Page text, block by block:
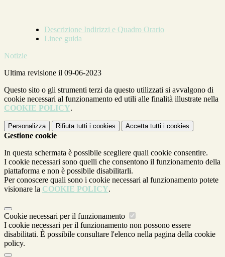
Descrizione Indirizzi e Quadro Orario
Linee guida
Notizie
Ultima revisione il 09-06-2023
Questo sito o gli strumenti terzi da questo utilizzati si avvalgono di
cookie necessari al funzionamento ed utili alle finalità illustrate nella
COOKIE POLICY.
Personalizza Rifiuta tutti i cookies Accetta tutti i cookies
Gestione cookie
In questa schermata è possibile scegliere quali cookie consentire.
I cookie necessari sono quelli che consentono il funzionamento della
piattaforma e non è possibile disabilitarli.
Per conoscere quali sono i cookie necessari al funzionamento potete
visionare la COOKIE POLICY.
Cookie necessari per il funzionamento
I cookie necessari per il funzionamento non possono essere
disabilitati. È possibile consultare l'elenco nella pagina della cookie
policy.